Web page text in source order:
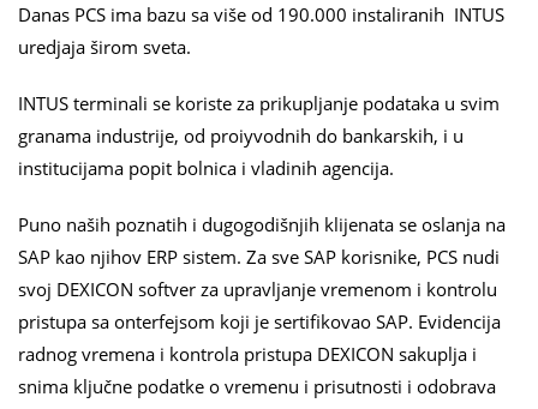
Danas PCS ima bazu sa više od 190.000 instaliranih INTUS
uredjaja širom sveta.
INTUS terminali se koriste za prikupljanje podataka u svim
granama industrije, od proiyvodnih do bankarskih, i u
institucijama popit bolnica i vladinih agencija.
Puno naših poznatih i dugogodišnjih klijenata se oslanja na
SAP kao njihov ERP sistem. Za sve SAP korisnike, PCS nudi
svoj DEXICON softver za upravljanje vremenom i kontrolu
pristupa sa onterfejsom koji je sertifikovao SAP. Evidencija
radnog vremena i kontrola pristupa DEXICON sakuplja i
snima ključne podatke o vremenu i prisutnosti i odobrava